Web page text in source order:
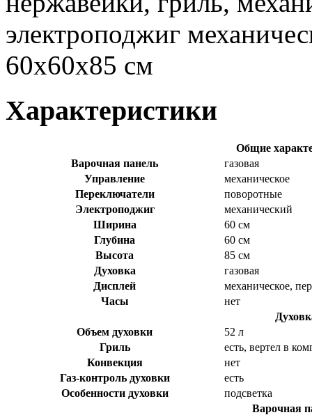
электроподжиг
60x60x85 см
Характеристики
Общие
Варочная панель
газовая
Управление
механическое
Переключатели
поворотные
Электроподжиг
механический
Ширина
60 см
Глубина
60 см
Высота
85 см
Духовка
газовая
Дисплей
механическое,
Часы
нет
Объем духовки
52 л
Гриль
есть, вертел в
Конвекция
нет
Газ-контроль духовки
есть
Особенности духовки
подсветка
Варочная